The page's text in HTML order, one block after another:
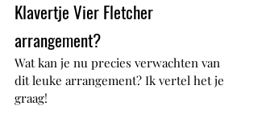
Klavertje Vier Fletcher
arrangement?
Wat kan je nu precies verwachten van
dit leuke arrangement? Ik vertel het je
graag!